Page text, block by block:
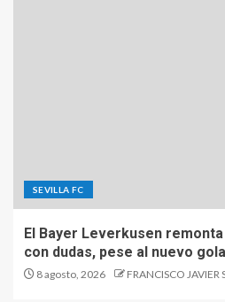
SEVILLA FC
El Bayer Leverkusen
con dudas, pese al nuevo
8 agosto, 2026 FRANCISCO JAVIER